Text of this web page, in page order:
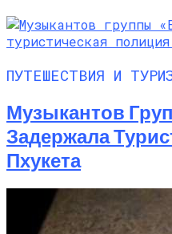
ПУТЕШЕСТВИЯ И
Музыкантов
Задержала
Пхукета